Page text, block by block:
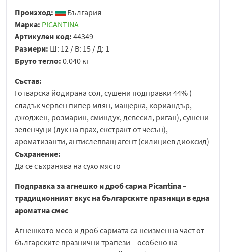
Произход:
България
Марка: PICANTINA
Артикулен код: 44349
Размери: Ш: 12 / В: 15 / Д: 1
Бруто тегло: 0.040 кг
Състав:
Готварска йодирана сол, сушени подправки 44% (
сладък червен пипер млян, мащерка, кориандър,
джоджен, розмарин, сминдух, девесил, риган), сушени
зеленчуци (лук на прах, екстракт от чесън),
ароматизанти, антислепващ агент (силициев диоксид)
Съхранение:
Да се съхранява на сухо място
Подправка за агнешко и дроб сарма Picantina –
традиционният вкус на българските празници в една
ароматна смес
Агнешкото месо и дроб сармата са неизменна част от
българските празнични трапези – особено на